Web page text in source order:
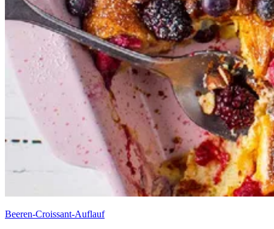
Beeren-Croissant-Auflauf